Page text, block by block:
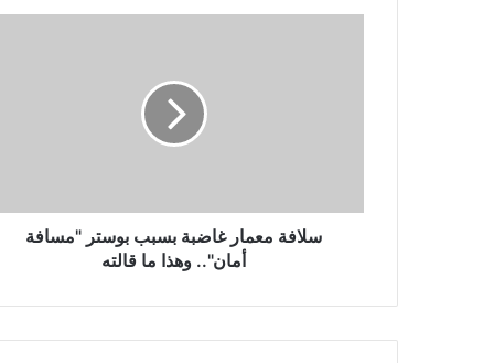
ما
سلافة معمار غاضبة بسبب بوستر "مسافة
أمان".. وهذا ما قالته